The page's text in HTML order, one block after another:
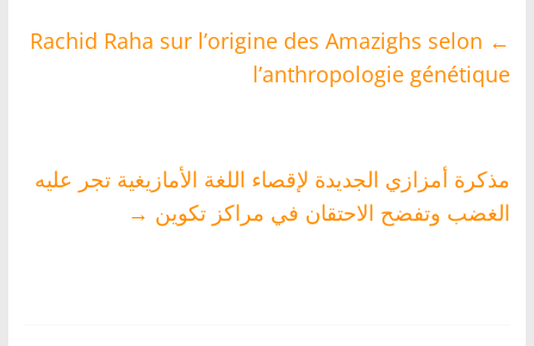
←
Rachid Raha sur l’origine des Amazighs selon
l’anthropologie génétique
مذكرة أمزازي الجديدة لإقصاء اللغة الأمازيغية تجر عليه
الغضب وتفضح الاحتقان في مراكز تكوين →